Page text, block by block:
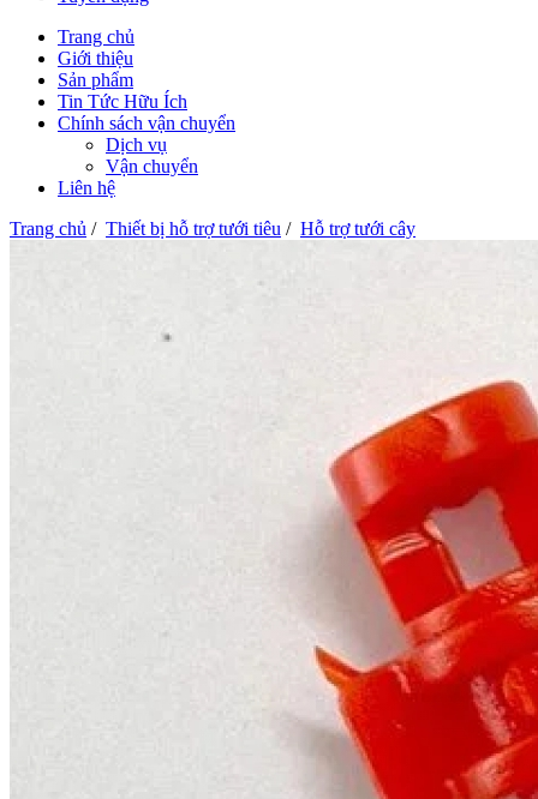
Trang chủ
Giới thiệu
Sản phẩm
Tin Tức Hữu Ích
Chính sách vận chuyển
Dịch vụ
Vận chuyển
Liên hệ
Trang chủ / Thiết bị hỗ trợ tưới tiêu / Hỗ trợ tưới cây